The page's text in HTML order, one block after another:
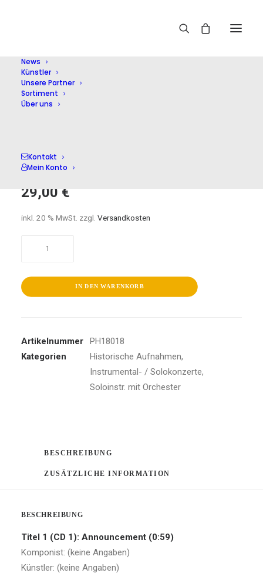
News
Künstler
Unsere Partner
Sortiment
Über uns
Kontakt
Mein Konto
Gina
Gina Bachauer,piano
29,00 €
inkl. 20 % MwSt. zzgl. Versandkosten
IN DEN WARENKORB
Artikelnummer
PH18018
Kategorien
Historische Aufnahmen,
Instrumental- / Solokonzerte,
Soloinstr. mit Orchester
BESCHREIBUNG
ZUSÄTZLICHE INFORMATION
BESCHREIBUNG
Titel 1 (CD 1): Announcement (0:59)
Komponist: (keine Angaben)
Künstler: (keine Angaben)